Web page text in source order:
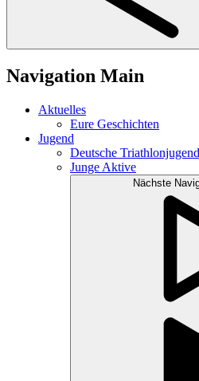
Navigation Main
Aktuelles
Eure Geschichten
Jugend
Deutsche Triathlonjugend
Junge Aktive
Nächste